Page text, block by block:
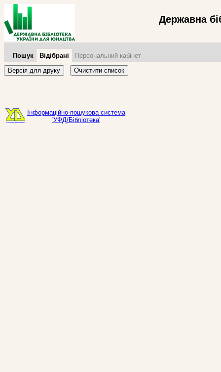
Державна
Пошук Відібрані
Персональний кабінет
Версія для друку
Очистити список
Інформаційно-пошукова система
'УФД/Бібліотека'